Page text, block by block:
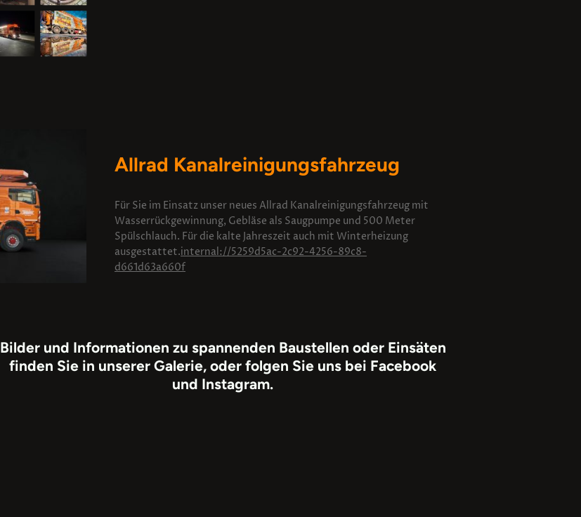
Allrad Kanalreinigungsfahrzeug
Für Sie im Einsatz unser neues Allrad Kanalreinigungsfahrzeug mit
Wasserrückgewinnung, Gebläse als Saugpumpe und 500 Meter
Spülschlauch. Für die kalte Jahreszeit auch mit Winterheizung
ausgestattet.internal://5259d5ac-2c92-4256-89c8-
d661d63a660f
Bilder und Informationen zu spannenden Baustellen oder Einsäten
finden Sie in unserer Galerie, oder folgen Sie uns bei Facebook
und Instagram.